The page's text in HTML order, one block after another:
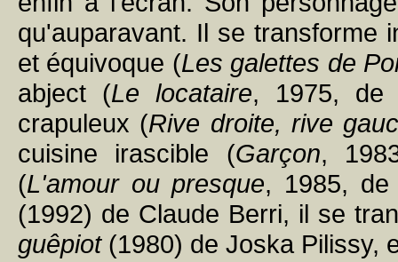
qu'auparavant. Il se transforme
et équivoque (Les galettes de
abject (Le locataire, 1975, de
crapuleux (Rive droite, rive
cuisine irascible (Garçon,
(L'amour ou presque, 1985,
(1992) de Claude Berri, il se
guêpiot(1980) de Joska Pilissy,